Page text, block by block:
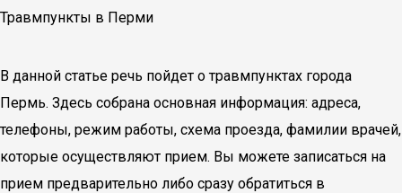
Травмпункты в Перми
В данной статье речь пойдет о травмпунктах города
Пермь. Здесь собрана основная информация: адреса,
телефоны, режим работы, схема проезда, фамилии врачей,
которые осуществляют прием. Вы можете записаться на
прием предварительно либо сразу обратиться в